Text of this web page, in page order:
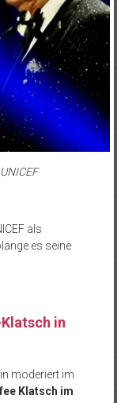
als
es seine
in
moderiert im
Klatsch im